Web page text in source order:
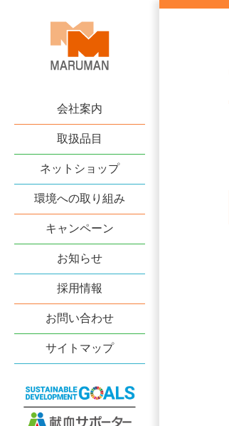
会社案内
取扱品目
ネットショップ
環境への取り組み
キャンペーン
お知らせ
採用情報
お問い合わせ
サイトマップ